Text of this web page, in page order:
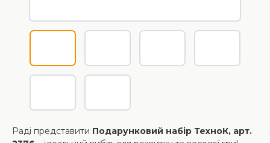
Раді представити Подарунковий набір ТехноК, арт.